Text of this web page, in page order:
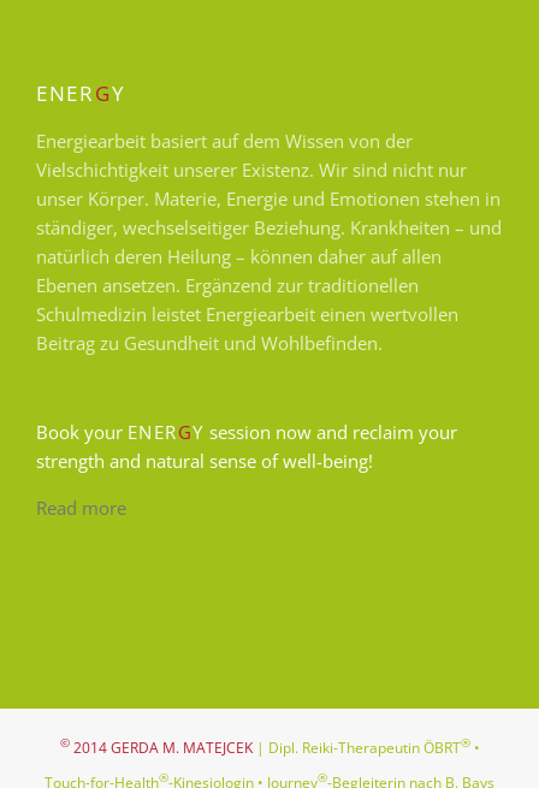
ENERGY
Energiearbeit basiert auf dem Wissen von der
Vielschichtigkeit unserer Existenz. Wir sind nicht nur
unser Körper. Materie, Energie und Emotionen stehen in
ständiger, wechselseitiger Beziehung. Krankheiten – und
natürlich deren Heilung – können daher auf allen
Ebenen ansetzen. Ergänzend zur traditionellen
Schulmedizin leistet Energiearbeit einen wertvollen
Beitrag zu Gesundheit und Wohlbefinden.
Book your ENERGY session now and reclaim your
strength and natural sense of well-being!
Read more
©2014 GERDA M. MATEJCEK | Dipl. Reiki-Therapeutin ÖBRT®•
Touch-for-Health®-Kinesiologin • Journey®-Begleiterin nach B. Bays